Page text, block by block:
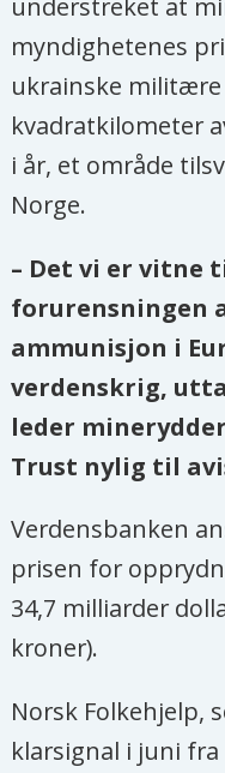
myndighetenes
ukrainske militære
kvadratkilometer
i år, et område
Norge.
– Det vi er vitne
forurensningen
ammunisjon i
verdenskrig,
leder
Trust nylig til
Verdensbanken
prisen for
34,7 milliarder
kroner).
Norsk Folkehjelp,
klarsignal i juni